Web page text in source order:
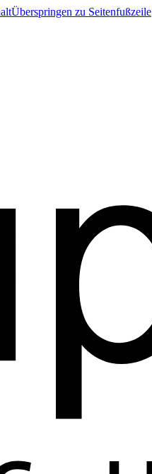
Überspringen zu Seitenfußzeile